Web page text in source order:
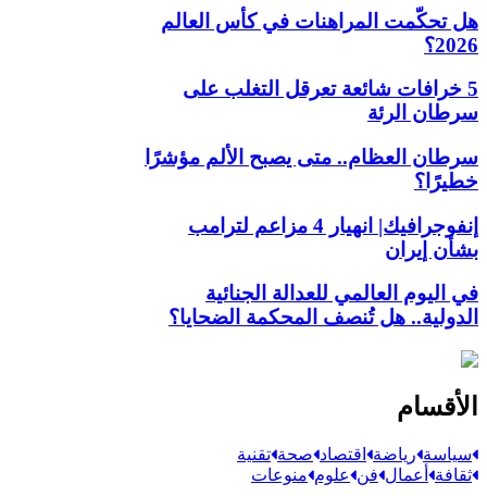
هل تحكّمت المراهنات في كأس العالم
2026؟
5 خرافات شائعة تعرقل التغلب على
سرطان الرئة
سرطان العظام.. متى يصبح الألم مؤشرًا
خطيرًا؟
إنفوجرافيك| انهيار 4 مزاعم لترامب
بشأن إيران
في اليوم العالمي للعدالة الجنائية
الدولية.. هل تُنصف المحكمة الضحايا؟
الأقسام
سياسة رياضة اقتصاد صحة تقنية
ثقافة أعمال فن علوم منوعات